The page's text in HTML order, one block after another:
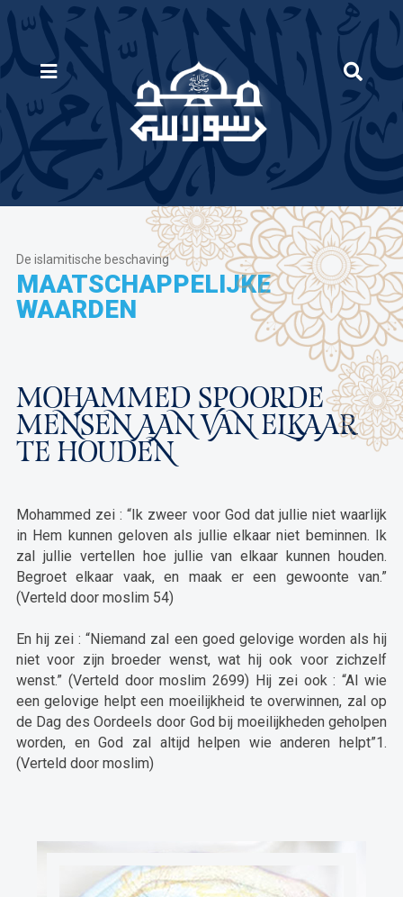
De islamitische beschaving
MAATSCHAPPELIJKE
WAARDEN
MOHAMMED SPOORDE
MENSEN AAN VAN ELKAAR
TE HOUDEN
Mohammed zei : “Ik zweer voor God dat jullie niet waarlijk
in Hem kunnen geloven als jullie elkaar niet beminnen. Ik
zal jullie vertellen hoe jullie van elkaar kunnen houden.
Begroet elkaar vaak, en maak er een gewoonte van.”
(Verteld door moslim 54)
En hij zei : “Niemand zal een goed gelovige worden als hij
niet voor zijn broeder wenst, wat hij ook voor zichzelf
wenst.” (Verteld door moslim 2699) Hij zei ook : “Al wie
een gelovige helpt een moeilijkheid te overwinnen, zal op
de Dag des Oordeels door God bij moeilijkheden geholpen
worden, en God zal altijd helpen wie anderen helpt”1.
(Verteld door moslim)